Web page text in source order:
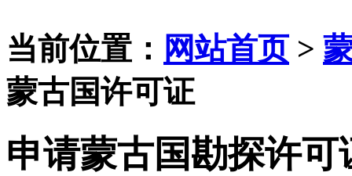
当前位置： 网站首页>
蒙古国许可证
申请蒙古国勘探许可